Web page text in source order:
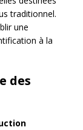
traditionnel.
une
à la
des